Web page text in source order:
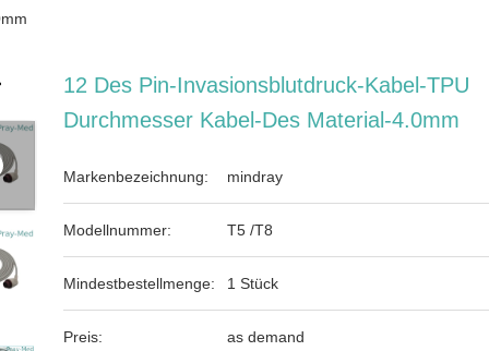
12 Des Pin-Invasionsblutdruck-Kabel-TPU
Durchmesser Kabel-Des Material-4.0mm
Markenbezeichnung: mindray
Modellnummer: T5 /T8
Mindestbestellmenge: 1 Stück
Preis: as demand